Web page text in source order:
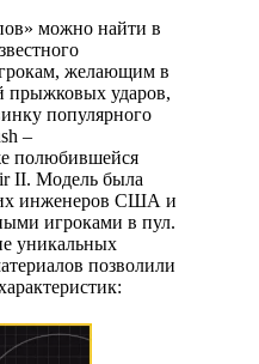
можно найти в
желающим в
прыжковых ударов,
популярного
–
полюбившейся
II. Модель была
инженеров США и
игроками в пул.
уникальных
позволили